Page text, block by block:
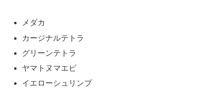
メダカ
カージナルテトラ
グリーンテトラ
ヤマトヌマエビ
イエローシュリンプ